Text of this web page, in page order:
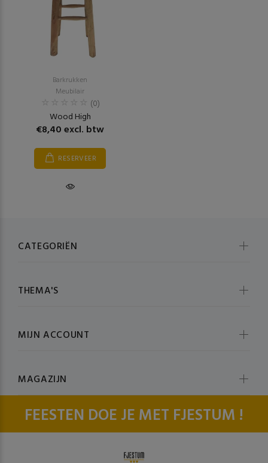
Barkrukken
Meubilair
(0)
Wood High
€8,40 excl. btw
RESERVEER
FEESTEN DOE JE MET FJESTUM !
CATEGORIËN
THEMA'S
MIJN ACCOUNT
MAGAZIJN